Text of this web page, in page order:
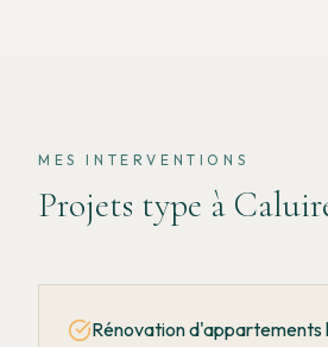
MES INTERVENTIONS
Projets type à
Rénovation d'appartements